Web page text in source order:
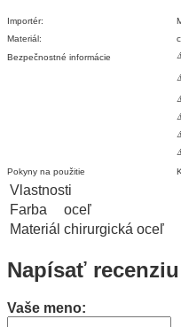
Importér:
Materiál:
Bezpečnostné informácie
Pokyny na použitie
Vlastnosti
Farba
oceľ
Materiál chirurgická oceľ
Napísať recenziu
Vaše meno: